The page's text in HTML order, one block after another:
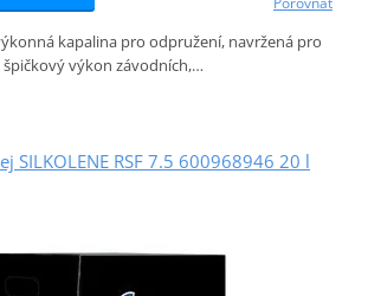
kapalina pro odpružení, navržená pro
špičkový výkon závodních,…
SILKOLENE RSF 7.5 600968946 20 l